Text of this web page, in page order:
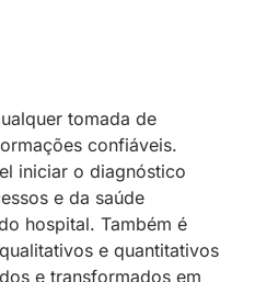
tomada de
confiáveis.
iniciar o diagnóstico
e da saúde
hospital. Também é
e quantitativos
e transformados em